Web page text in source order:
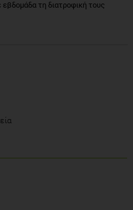
τη διατροφική τους